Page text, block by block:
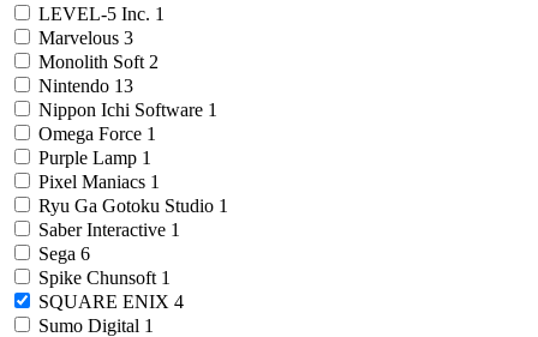
LEVEL-5 Inc. 1
Marvelous 3
Monolith Soft 2
Nintendo 13
Nippon Ichi Software 1
Omega Force 1
Purple Lamp 1
Pixel Maniacs 1
Ryu Ga Gotoku Studio 1
Saber Interactive 1
Sega 6
Spike Chunsoft 1
SQUARE ENIX 4
Sumo Digital 1